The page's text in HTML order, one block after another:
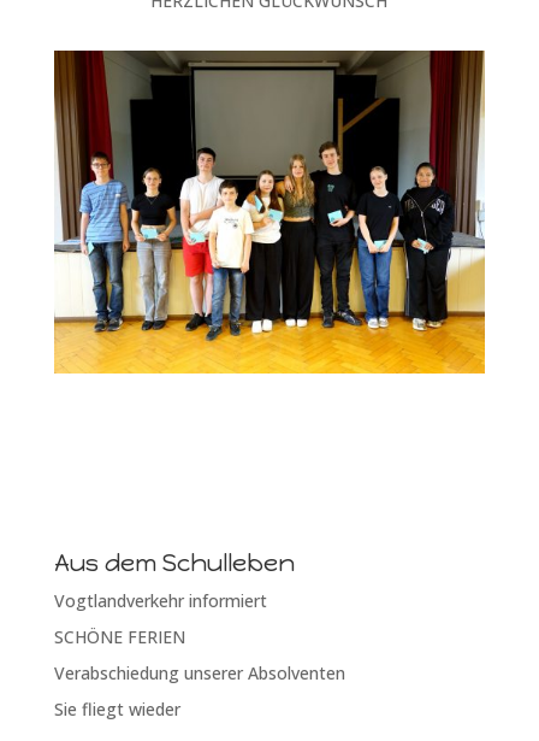
Aus dem Schulleben
Vogtlandverkehr informiert
SCHÖNE FERIEN
Verabschiedung unserer Absolventen
Sie fliegt wieder